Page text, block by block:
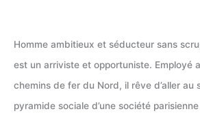
Homme ambitieux et séducteur sans
est un arriviste et opportuniste. Employé
chemins de fer du Nord, il rêve d’aller au
pyramide sociale d’une société